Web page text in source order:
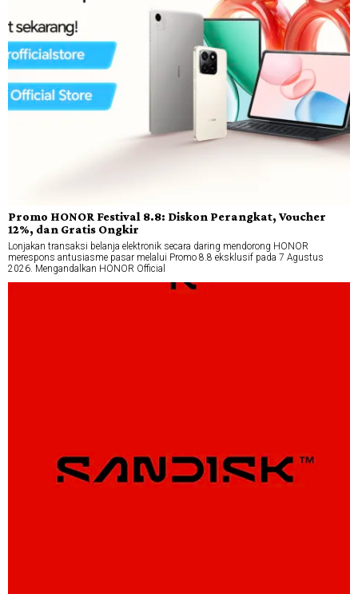
Promo HONOR Festival 8.8: Diskon Perangkat, Voucher
12%, dan Gratis Ongkir
Lonjakan transaksi belanja elektronik secara daring mendorong HONOR
merespons antusiasme pasar melalui Promo 8.8 eksklusif pada 7 Agustus
2026. Mengandalkan HONOR Official